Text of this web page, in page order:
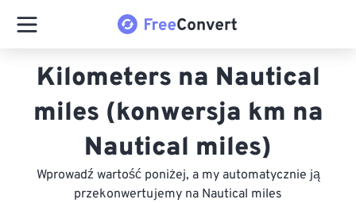
Kilometers na Nautical
miles (konwersja km na
Nautical miles)
Wprowadź wartość poniżej, a my automatycznie ją
przekonwertujemy na Nautical miles